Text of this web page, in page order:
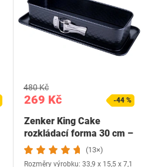
269 Kč
480 Kč
-44 %
Zenker King Cake
rozkládací forma 30 cm –
Pekací forma s…(13×)
Rozměry výrobku: 33,9 x 15,5 x 7,1